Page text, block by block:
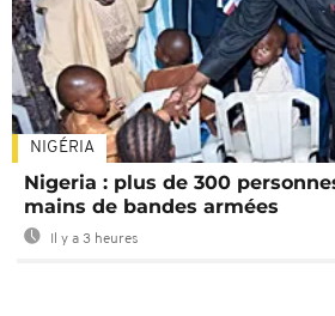
NIGÉRIA
Nigeria : plus de 300
mains de bandes armées
Il y a 3 heures